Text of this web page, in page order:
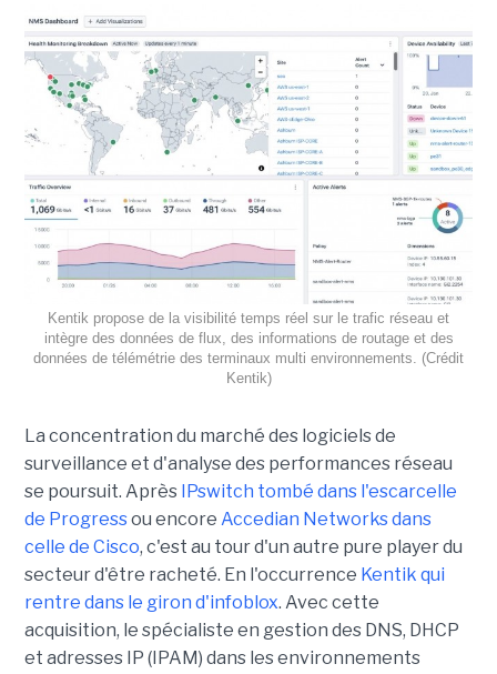
Kentik propose de la visibilité temps réel sur le trafic réseau et
intègre des données de flux, des informations de routage et des
données de télémétrie des terminaux multi environnements. (Crédit
Kentik)
La concentration du marché des logiciels de
surveillance et d'analyse des performances réseau
se poursuit. Après IPswitch tombé dans l'escarcelle
de Progressou encore Accedian Networks dans
celle de Cisco, c'est au tour d'un autre pure player du
secteur d'être racheté. En l'occurrence Kentik qui
rentre dans le giron d'infoblox. Avec cette
acquisition, le spécialiste en gestion des DNS, DHCP
et adresses IP (IPAM) dans les environnements